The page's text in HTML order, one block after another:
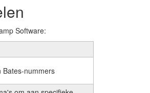
Software:
Bates-nummers